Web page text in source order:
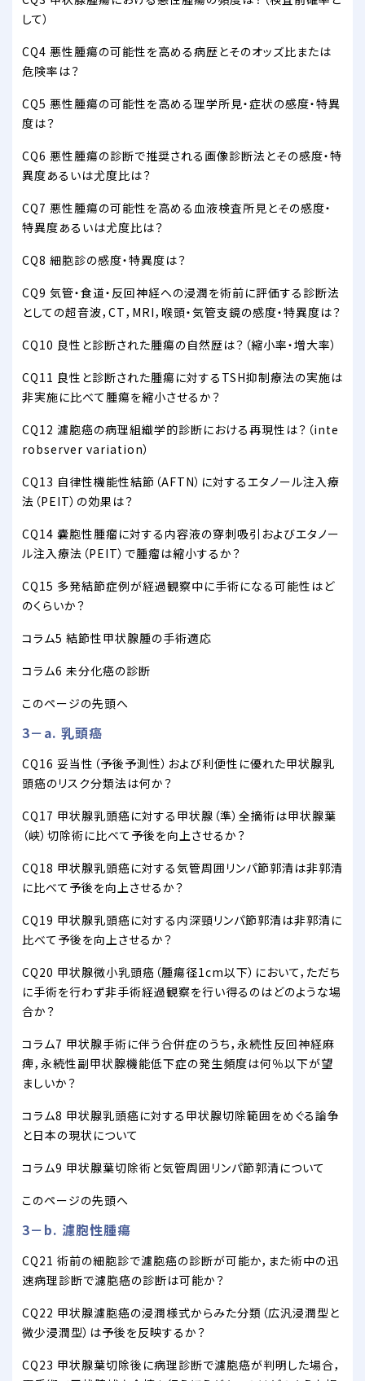
して）
CQ4 悪性腫瘍の可能性を高める病歴とそのオッズ比または
危険率は？
CQ5 悪性腫瘍の可能性を高める理学所見・症状の感度・特異
度は？
CQ6 悪性腫瘍の診断で推奨される画像診断法とその感度・特
異度あるいは尤度比は？
CQ7 悪性腫瘍の可能性を高める血液検査所見とその感度・
特異度あるいは尤度比は？
CQ8 細胞診の感度・特異度は？
CQ9 気管・食道・反回神経への浸潤を術前に評価する診断法
としての超音波，CT，MRI，喉頭・気管支鏡の感度・特異度は？
CQ10 良性と診断された腫瘍の自然歴は？（縮小率・増大率）
CQ11 良性と診断された腫瘍に対するTSH抑制療法の実施は
非実施に比べて腫瘍を縮小させるか？
CQ12 濾胞癌の病理組織学的診断における再現性は？（inte
robserver variation）
CQ13 自律性機能性結節（AFTN）に対するエタノール注入療
法（PEIT）の効果は？
CQ14 嚢胞性腫瘤に対する内容液の穿刺吸引およびエタノー
ル注入療法（PEIT）で腫瘤は縮小するか？
CQ15 多発結節症例が経過観察中に手術になる可能性はど
のくらいか？
コラム5 結節性甲状腺腫の手術適応
コラム6 未分化癌の診断
このページの先頭へ
3－a. 乳頭癌
CQ16 妥当性（予後予測性）および利便性に優れた甲状腺乳
頭癌のリスク分類法は何か？
CQ17 甲状腺乳頭癌に対する甲状腺（準）全摘術は甲状腺葉
（峡）切除術に比べて予後を向上させるか？
CQ18 甲状腺乳頭癌に対する気管周囲リンパ節郭清は非郭清
に比べて予後を向上させるか？
CQ19 甲状腺乳頭癌に対する内深頸リンパ節郭清は非郭清に
比べて予後を向上させるか？
CQ20 甲状腺微小乳頭癌（腫瘍径1cm以下）において，ただち
に手術を行わず非手術経過観察を行い得るのはどのような場
合か？
コラム7 甲状腺手術に伴う合併症のうち，永続性反回神経麻
痺，永続性副甲状腺機能低下症の発生頻度は何％以下が望
ましいか？
コラム8 甲状腺乳頭癌に対する甲状腺切除範囲をめぐる論争
と日本の現状について
コラム9 甲状腺葉切除術と気管周囲リンパ節郭清について
このページの先頭へ
3－b. 濾胞性腫瘍
CQ21 術前の細胞診で濾胞癌の診断が可能か，また術中の迅
速病理診断で濾胞癌の診断は可能か？
CQ22 甲状腺濾胞癌の浸潤様式からみた分類（広汎浸潤型と
微少浸潤型）は予後を反映するか？
CQ23 甲状腺葉切除後に病理診断で濾胞癌が判明した場合，